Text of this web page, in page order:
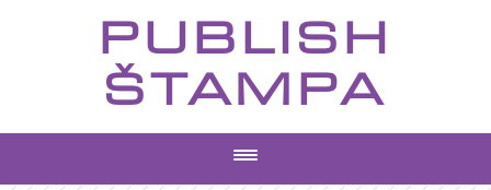
PUBLISH
ŠTAMPA